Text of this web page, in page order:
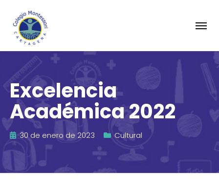
Excelencia
Académica 2022
30 de enero de 2023 Cultural